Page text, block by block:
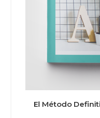
El Método